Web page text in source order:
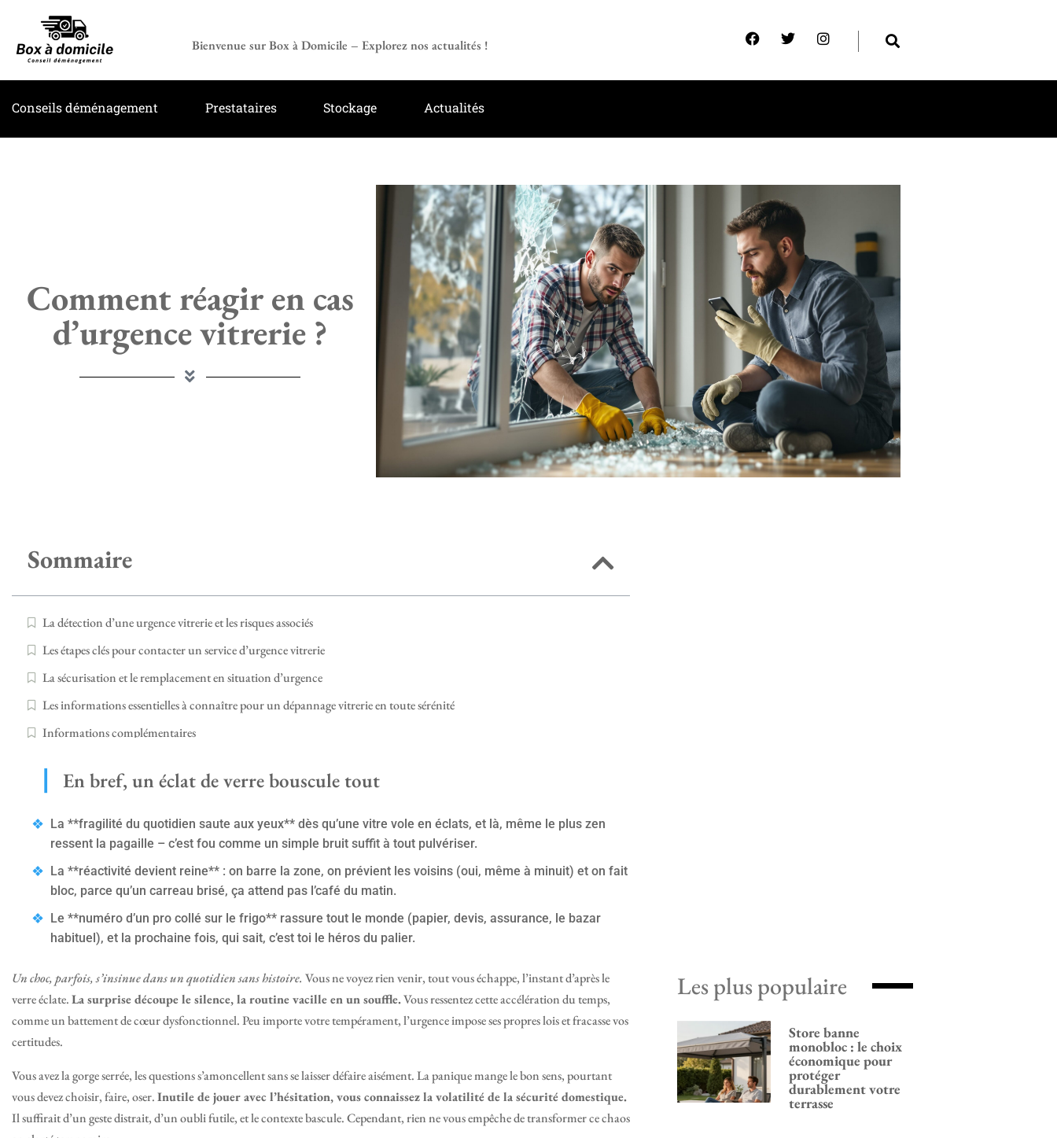
Bienvenue sur Box à Domicile – Explorez nos actualités !
Conseils déménagement Prestataires Stockage Actualités
Comment réagir en cas
d’urgence vitrerie ?
Sommaire
La détection d’une urgence vitrerie et les risques associés
Les étapes clés pour contacter un service d’urgence vitrerie
La sécurisation et le remplacement en situation d’urgence
Les informations essentielles à connaître pour un dépannage vitrerie en toute sérénité
Informations complémentaires
En bref, un éclat de verre bouscule tout
La **fragilité du quotidien saute aux yeux** dès qu’une vitre vole en éclats, et là, même le plus zen
ressent la pagaille – c’est fou comme un simple bruit suffit à tout pulvériser.
La **réactivité devient reine** : on barre la zone, on prévient les voisins (oui, même à minuit) et on fait
bloc, parce qu’un carreau brisé, ça attend pas l’café du matin.
Le **numéro d’un pro collé sur le frigo** rassure tout le monde (papier, devis, assurance, le bazar
habituel), et la prochaine fois, qui sait, c’est toi le héros du palier.
Un choc, parfois, s’insinue dans un quotidien sans histoire. Vous ne voyez rien venir, tout vous échappe, l’instant d’après le
verre éclate.La surprise découpe le silence, la routine vacille en un souffle.Vous ressentez cette accélération du temps,
comme un battement de cœur dysfonctionnel. Peu importe votre tempérament, l’urgence impose ses propres lois et fracasse vos
certitudes.
Vous avez la gorge serrée, les questions s’amoncellent sans se laisser défaire aisément. La panique mange le bon sens, pourtant
vous devez choisir, faire, oser.Inutile de jouer avec l’hésitation, vous connaissez la volatilité de la sécurité domestique.
Il suffirait d’un geste distrait, d’un oubli futile, et le contexte bascule. Cependant, rien ne vous empêche de transformer ce chaos
Les plus populaire
Store banne
monobloc : le choix
économique pour
protéger
durablement votre
terrasse